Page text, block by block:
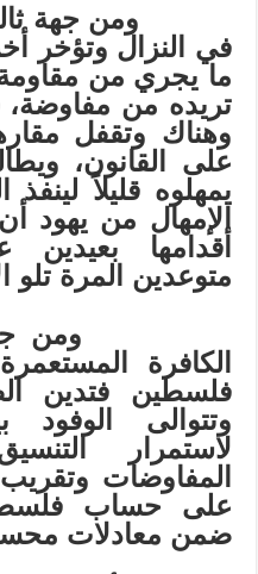
ومن جهة ثالثة
في النزال وتؤخر
ما يجري من مقاومة
تريده من مفاوضة،
وهناك وتقفل
على القانون،
يمهلوه قليلاً
الإمهال من يهود
أقدامها
متوعدين المرة تلو
ومن
الكافرة
المستعمرة
فلسطين فتدين
وتتوالى
لاستمرار
المفاوضات وتقريب
على
حساب
ضمن معادلات